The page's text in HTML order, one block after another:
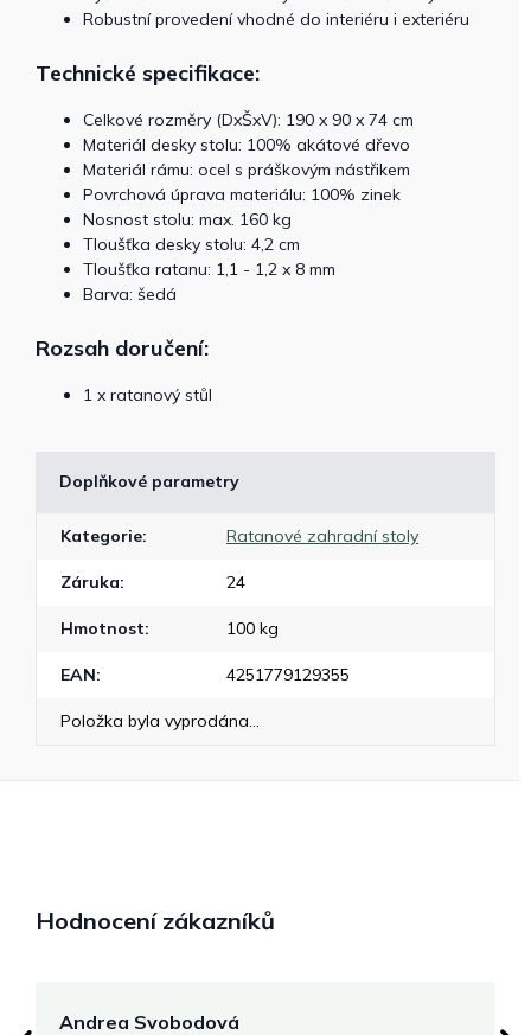
Robustní provedení vhodné do interiéru i exteriéru
Technické specifikace:
Celkové rozměry (DxŠxV): 190 x 90 x 74 cm
Materiál desky stolu: 100% akátové dřevo
Materiál rámu: ocel s práškovým nástřikem
Povrchová úprava materiálu: 100% zinek
Nosnost stolu: max. 160 kg
Tloušťka desky stolu: 4,2 cm
Tloušťka ratanu: 1,1 - 1,2 x 8 mm
Barva: šedá
Rozsah doručení:
1 x ratanový stůl
Doplňkové parametry
Kategorie: Ratanové zahradní stoly
Záruka: 24
Hmotnost: 100 kg
EAN: 4251779129355
Položka byla vyprodána…
Hodnocení zákazníků
Andrea Svobodová